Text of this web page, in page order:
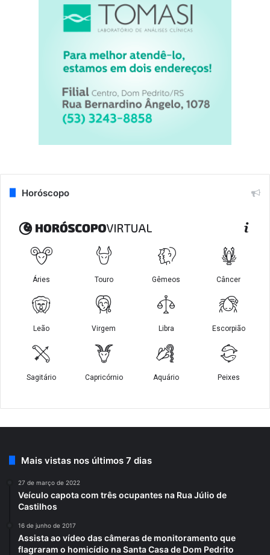
Horóscopo
Mais vistas nos últimos 7 dias
27 de março de 2022
Veículo capota com três ocupantes na Rua Júlio de
Castilhos
16 de junho de 2017
Assista ao vídeo das câmeras de monitoramento que
flagraram o homicídio na Santa Casa de Dom Pedrito